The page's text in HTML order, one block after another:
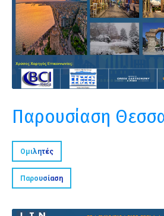
Παρουσίαση
Ομιλητές
Παρουσίαση